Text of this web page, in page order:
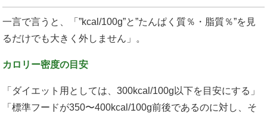
一言で言うと、「”kcal/100g”と”たんぱく質％・脂質％”を見
るだけでも大きく外しません」。
カロリー密度の目安
「ダイエット用としては、300kcal/100g以下を目安にする」
「標準フードが350〜400kcal/100g前後であるのに対し、そ